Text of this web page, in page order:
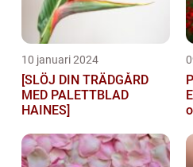
10 januari 2024
[SLÖJ DIN TRÄDGÅRD
MED PALETTBLAD
HAINES]